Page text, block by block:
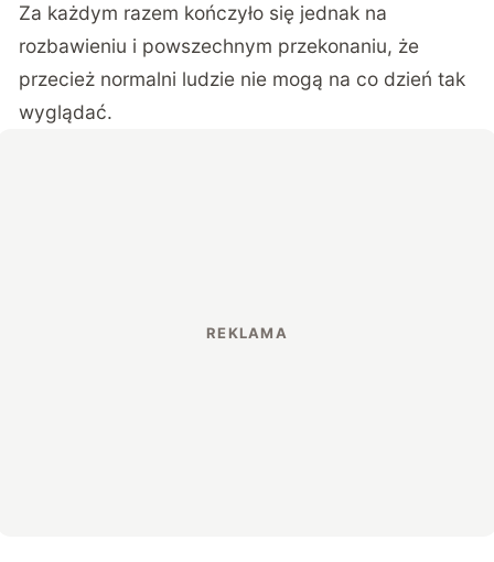
Za każdym razem kończyło się jednak na
rozbawieniu i powszechnym przekonaniu, że
przecież normalni ludzie nie mogą na co dzień tak
wyglądać.